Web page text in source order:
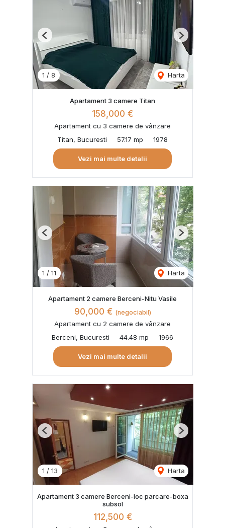
1 / 8 Harta
Previous Next
Apartament 3 camere Titan
158,000 €
Apartament cu 3 camere de vânzare
Titan, Bucuresti
57.17 mp 1978
Vezi mai multe detalii
1 / 11 Harta
Previous Next
Apartament 2 camere Berceni-Nitu Vasile
90,000 € (negociabil)
Apartament cu 2 camere de vânzare
Berceni, Bucuresti
44.48 mp 1966
Vezi mai multe detalii
1 / 13 Harta
Previous Next
Apartament 3 camere Berceni-loc parcare-boxa
subsol
112,500 €